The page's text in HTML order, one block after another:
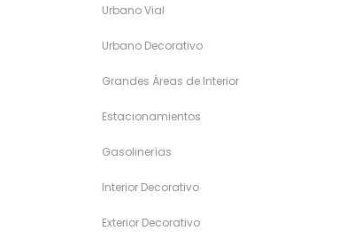
Urbano Vial
Urbano Decorativo
Grandes Áreas de Interior
Estacionamientos
Gasolinerías
Interior Decorativo
Exterior Decorativo